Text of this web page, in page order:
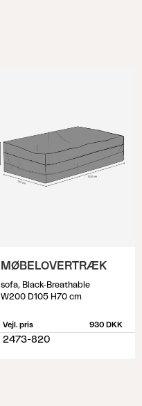
MØBELOVERTRÆK
sofa, Black-Breathable
W200 D105 H70 cm
Vejl. pris 930 DKK
2473-820